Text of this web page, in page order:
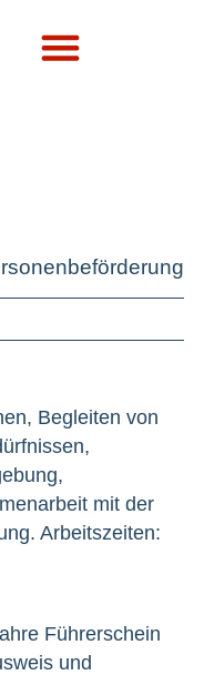
Begleiten von
mit der
Arbeitszeiten:
Führerschein
und